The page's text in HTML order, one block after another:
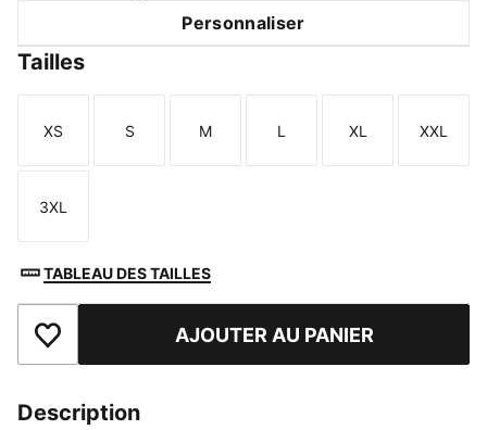
Personnaliser
Tailles
Taille
XS
Taille
S
Taille
M
Taille
L
Taille
XL
Taille
XXL
Taille
3XL
TABLEAU DES TAILLES
Ajouter aux favorisAJOUTER AU PANIER
Description